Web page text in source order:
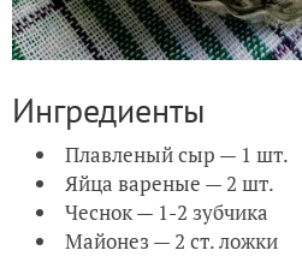
Ингредиенты
Плавленый сыр — 1 шт.
Яйца вареные — 2 шт.
Чеснок — 1-2 зубчика
Майонез — 2 ст. ложки